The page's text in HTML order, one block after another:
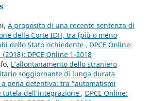
A proposito di una recente sentenza di
della Corte IDH, tra (più o meno
dello Stato richiedente , DPCE Online:
(2018): DPCE Online 1-2018
L’allontanamento dello straniero
soggiornante di lunga durata
pena detentiva: tra “automatismi
tutela dell’integrazione , DPCE Online: